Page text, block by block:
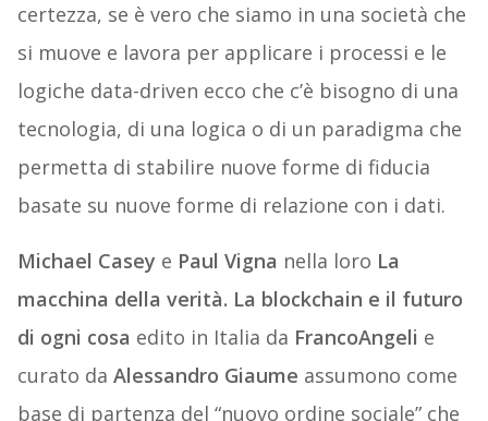
certezza, se è vero che siamo in una società che
si muove e lavora per applicare i processi e le
logiche data-driven ecco che c’è bisogno di una
tecnologia, di una logica o di un paradigma che
permetta di stabilire nuove forme di fiducia
basate su nuove forme di relazione con i dati.
Michael Casey e Paul Vigna nella loro La
macchina della verità. La blockchain e il futuro
di ogni cosa edito in Italia da FrancoAngeli e
curato da Alessandro Giaume assumono come
base di partenza del “nuovo ordine sociale” che